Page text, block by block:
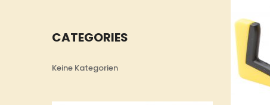
CATEGORIES
Keine Kategorien